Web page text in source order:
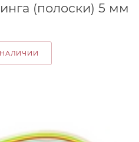
(полоски) 5 мм